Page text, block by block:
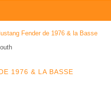
Fender de 1976 & la Basse
1976 & LA BASSE